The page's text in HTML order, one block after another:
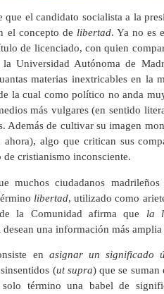
que el candidato socialista a la
el concepto de libertad. Ya no es
de licenciado, con quien
Universidad Autónoma de
materias inextricables en la
la cual como político no anda
más vulgares (en sentido
Además de cultivar su imagen
ahora), algo que critican sus
de cristianismo inconsciente.
muchos ciudadanos
libertad, utilizado como
la Comunidad afirma que la
una información más amplia
en asignar un significado
(ut supra) que se suman
término una babel de